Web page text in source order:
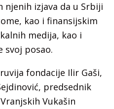
njenih izjava da u Srbiji
kao i finansijskim
medija, kao i
svoj posao.
fondacije Ilir Gaši,
predsednik
Vukašin